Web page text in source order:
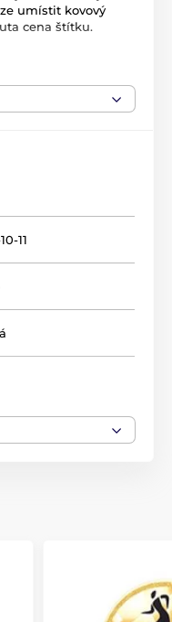
umístit kovový
cena štítku.
11